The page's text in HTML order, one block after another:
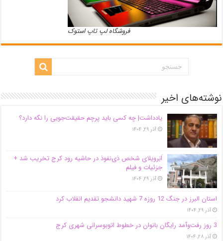
فروشگاه لپ تاپ استوک
نوشته‌های اخیر
یادداشت| ‌چه کسی باید پرچم حقیقت‌جویی را نگه دارد؟
آذر ۲۹, ۱۴۰۴
اَبَر‌ویلای شخص ذی‌نفوذ در حاشیه‌ رود کرج تخریب شد +
جزئیات و فیلم
آذر ۲۹, ۱۴۰۴
استان البرز در جنگ 12 روزه 7 شهید دانشجو تقدیم انقلاب کرد
آذر ۲۹, ۱۴۰۴
3 روز رفت‌وآمد رایگان بانوان در خطوط اتوبوسرانی شهری کرج
آذر ۲۸, ۱۴۰۴